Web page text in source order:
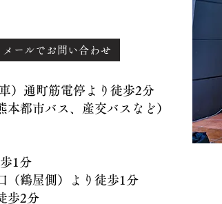
メールでお問い合わせ
）通町筋電停より徒歩2分
バス、産交バスなど）
1分
屋側）より徒歩1分
2分